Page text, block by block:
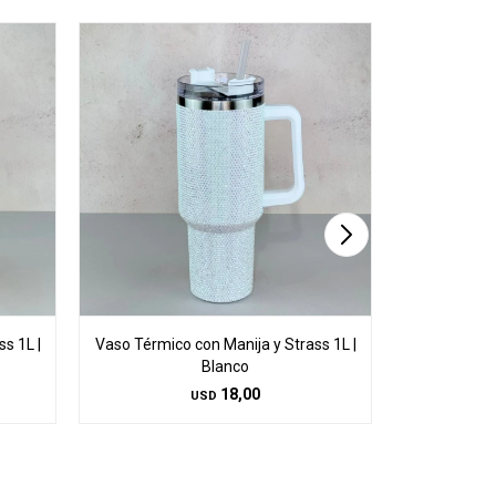
1L |
Vaso Térmico con Manija y Strass 1L |
Blanco
USD 18,00